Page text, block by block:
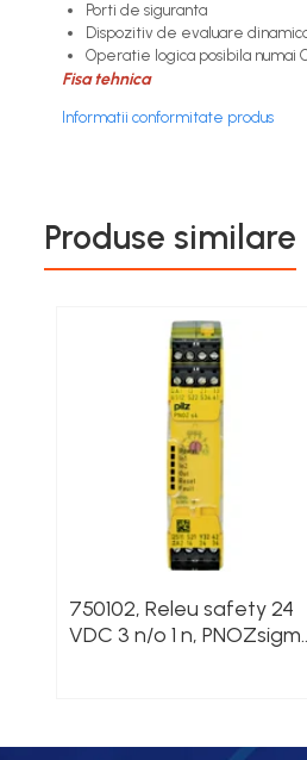
Counter Timer Tahometru
Dispozitive comunicatie
Senzori fotoelectrici
Bariere optice de protectie
Surse de alimentare
Module DC-UPC
Seria CliQ II
Porti de siguranta
Dispozitiv de evaluare
Operatie logica posibila numai
Fisa tehnica
Informatii conformitate produs
Produse similare
750102, Releu safety 24
VDC 3 n/o 1 n,